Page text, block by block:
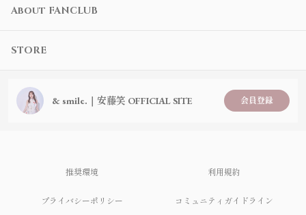
About FANCLUB
STORE
& smile.｜安藤笑 OFFICIAL SITE 会員登録
推奨環境 利用規約
プライバシーポリシー コミュニティガイドライン